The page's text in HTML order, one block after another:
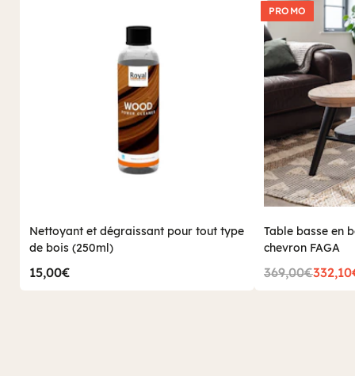
Nettoyant et dégraissant pour tout type
de bois (250ml)
15,00€
PROMO
Table basse en
chevron FAGA
369,00€